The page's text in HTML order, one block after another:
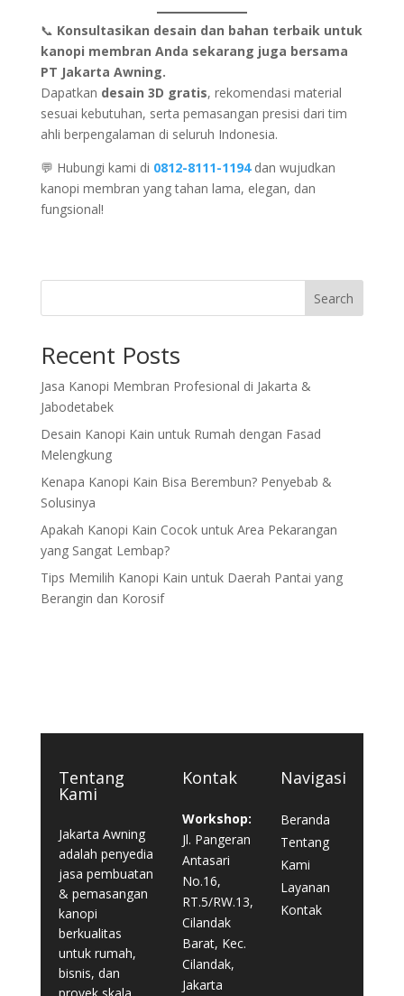
📞 Konsultasikan desain dan bahan terbaik untuk
kanopi membran Anda sekarang juga bersama
PT Jakarta Awning.
Dapatkan desain 3D gratis, rekomendasi material
sesuai kebutuhan, serta pemasangan presisi dari tim
ahli berpengalaman di seluruh Indonesia.
💬 Hubungi kami di 0812-8111-1194dan wujudkan
kanopi membran yang tahan lama, elegan, dan
fungsional!
Search
Recent Posts
Jasa Kanopi Membran Profesional di Jakarta &
Jabodetabek
Desain Kanopi Kain untuk Rumah dengan Fasad
Melengkung
Kenapa Kanopi Kain Bisa Berembun? Penyebab &
Solusinya
Apakah Kanopi Kain Cocok untuk Area Pekarangan
yang Sangat Lembap?
Tips Memilih Kanopi Kain untuk Daerah Pantai yang
Berangin dan Korosif
Tentang
Kami
Jakarta Awning
adalah penyedia
jasa pembuatan
& pemasangan
kanopi
berkualitas
untuk rumah,
bisnis, dan
Kontak
Workshop:
Jl. Pangeran
Antasari
No.16,
RT.5/RW.13,
Cilandak
Barat, Kec.
Cilandak,
Jakarta
Navigasi
Beranda
Tentang
Kami
Layanan
Kontak